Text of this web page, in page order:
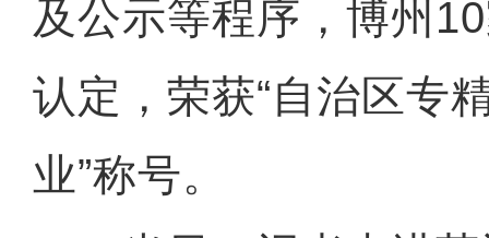
及公示等程序，博州
认定，荣获“自治区专
业”称号。